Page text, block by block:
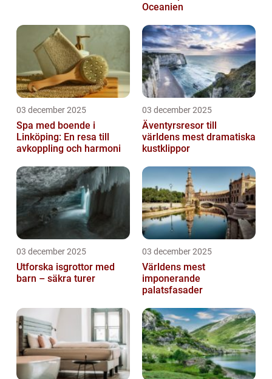
Oceanien
03 december 2025
Spa med boende i
Linköping: En resa till
avkoppling och harmoni
03 december 2025
Äventyrsresor till
världens mest dramatiska
kustklippor
03 december 2025
Utforska isgrottor med
barn – säkra turer
03 december 2025
Världens mest
imponerande
palatsfasader